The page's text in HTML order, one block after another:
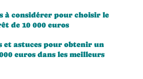
à considérer pour choisir le
de 10 000 euros
et astuces pour obtenir un
euros dans les meilleurs